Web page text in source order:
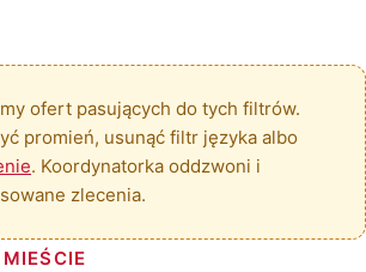
ofert pasujących do tych filtrów.
promień, usunąć filtr języka albo
. Koordynatorka oddzwoni i
zlecenia.